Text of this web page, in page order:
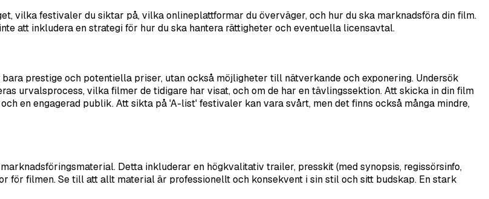
vilka festivaler du siktar på, vilka onlineplattformar du överväger, och hur du ska marknadsföra din film.
att inkludera en strategi för hur du ska hantera rättigheter och eventuella licensavtal.
prestige och potentiella priser, utan också möjligheter till nätverkande och exponering. Undersök
urvalsprocess, vilka filmer de tidigare har visat, och om de har en tävlingssektion. Att skicka in din film
en engagerad publik. Att sikta på 'A-list' festivaler kan vara svårt, men det finns också många mindre,
Detta inkluderar en högkvalitativ trailer, presskit (med synopsis, regissörsinfo,
filmen. Se till att allt material är professionellt och konsekvent i sin stil och sitt budskap. En stark